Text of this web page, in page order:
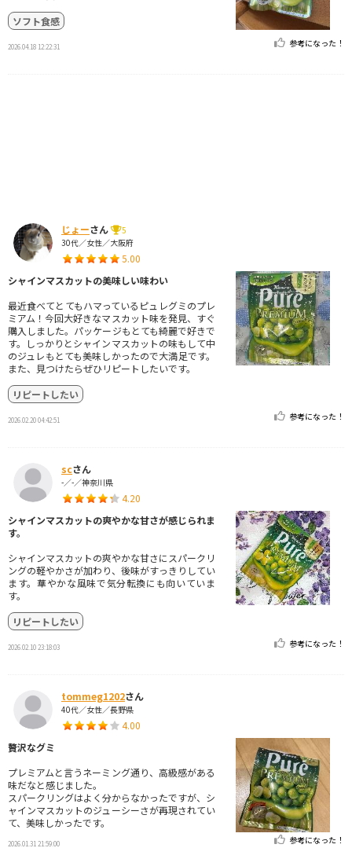
ソフト食感
2026.04.18 12:22:31 参考になった！
じょーさん
5
30代／女性／大阪府
5.00
シャインマスカットの美味しい味わい
最近食べてとてもハマっているピュレグミのプレ
ミアム！今回大好きなマスカット味を発見、すぐ
購入しました。パッケージもとても綺麗で好きで
す。しっかりとシャインマスカットの味もして中
のジュレもとても美味しかったので大満足です。
また、見つけたらぜひリピートしたいです。
リピートしたい
2026.02.20 04:42:51 参考になった！
scさん
-／-／神奈川県
4.20
シャインマスカットの爽やかな甘さが感じられま
す。
シャインマスカットの爽やかな甘さにスパークリ
ングの軽やかさが加わり、後味がすっきりしてい
ます。華やかな風味で気分転換にも向いていま
す。
リピートしたい
2026.02.10 23:18:03 参考になった！
tommeg1202さん
40代／女性／長野県
4.00
贅沢なグミ
プレミアムと言うネーミング通り、高級感がある
味だなと感じました。
スパークリングはよく分からなかったですが、シ
ャインマスカットのジューシーさが再現されてい
て、美味しかったです。
2026.01.31 21:59:00 参考になった！